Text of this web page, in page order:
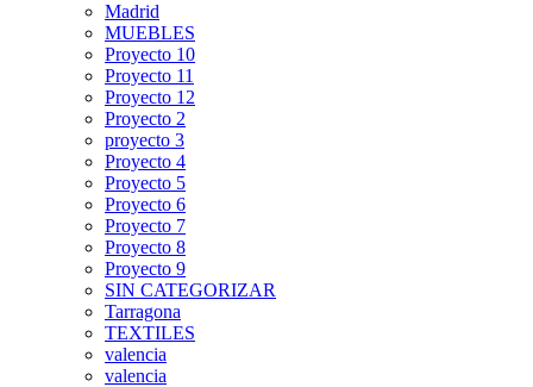
Madrid
MUEBLES
Proyecto 10
Proyecto 11
Proyecto 12
Proyecto 2
proyecto 3
Proyecto 4
Proyecto 5
Proyecto 6
Proyecto 7
Proyecto 8
Proyecto 9
SIN CATEGORIZAR
Tarragona
TEXTILES
valencia
valencia